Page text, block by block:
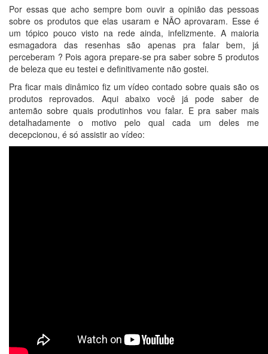
Por essas que acho sempre bom ouvir a opinião das pessoas
sobre os produtos que elas usaram e NÃO aprovaram. Esse é
um tópico pouco visto na rede ainda, infelizmente. A maioria
esmagadora das resenhas são apenas pra falar bem, já
perceberam ? Pois agora prepare-se pra saber sobre 5 produtos
de beleza que eu testei e definitivamente não gostei.
Pra ficar mais dinâmico fiz um vídeo contado sobre quais são os
produtos reprovados. Aqui abaixo você já pode saber de
antemão sobre quais produtinhos vou falar. E pra saber mais
detalhadamente o motivo pelo qual cada um deles me
decepcionou, é só assistir ao vídeo: